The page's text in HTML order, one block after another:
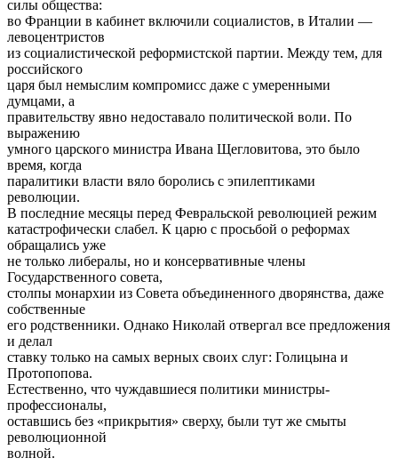
силы общества:
во Франции в кабинет включили социалистов, в Италии —
левоцентристов
из социалистической реформистской партии. Между тем, для
российского
царя был немыслим компромисс даже с умеренными
думцами, а
правительству явно недоставало политической воли. По
выражению
умного царского министра Ивана Щегловитова, это было
время, когда
паралитики власти вяло боролись с эпилептиками
революции.
В последние месяцы перед Февральской революцией режим
катастрофически слабел. К царю с просьбой о реформах
обращались уже
не только либералы, но и консервативные члены
Государственного совета,
столпы монархии из Совета объединенного дворянства, даже
собственные
его родственники. Однако Николай отвергал все предложения
и делал
ставку только на самых верных своих слуг: Голицына и
Протопопова.
Естественно, что чуждавшиеся политики министры-
профессионалы,
оставшись без «прикрытия» сверху, были тут же смыты
революционной
волной.